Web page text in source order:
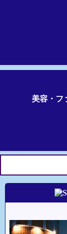
美容・フ